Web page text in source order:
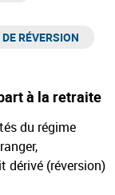
à la retraite
RÉVERSION
du régime
dérivé (réversion)